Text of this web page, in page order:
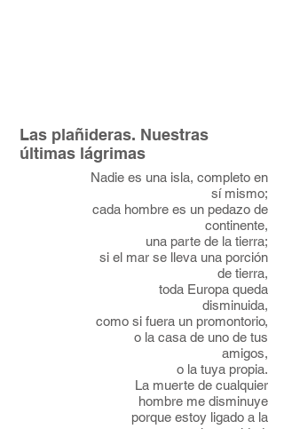
Las plañideras. Nuestras
últimas lágrimas
Nadie es una isla, completo en
sí mismo;
cada hombre es un pedazo de
continente,
una parte de la tierra;
si el mar se lleva una porción
de tierra,
toda Europa queda
disminuida,
como si fuera un promontorio,
o la casa de uno de tus
amigos,
o la tuya propia.
La muerte de cualquier
hombre me disminuye
porque estoy ligado a la